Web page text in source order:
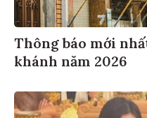
Thông báo mới
khánh năm 2026